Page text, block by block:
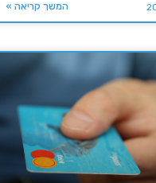
המשך קריאה »